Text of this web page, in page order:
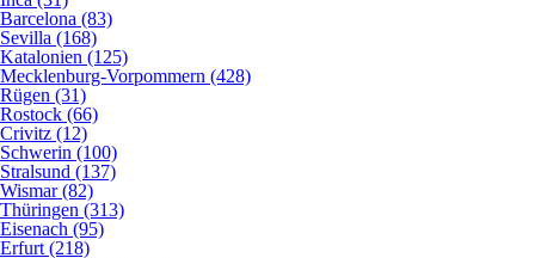
Barcelona (83)
Sevilla (168)
Katalonien (125)
Mecklenburg-Vorpommern (428)
Rügen (31)
Rostock (66)
Crivitz (12)
Schwerin (100)
Stralsund (137)
Wismar (82)
Thüringen (313)
Eisenach (95)
Erfurt (218)